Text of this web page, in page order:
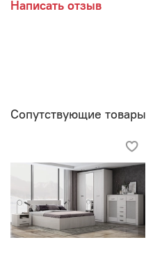
Написать отзыв
Сопутствующие товары